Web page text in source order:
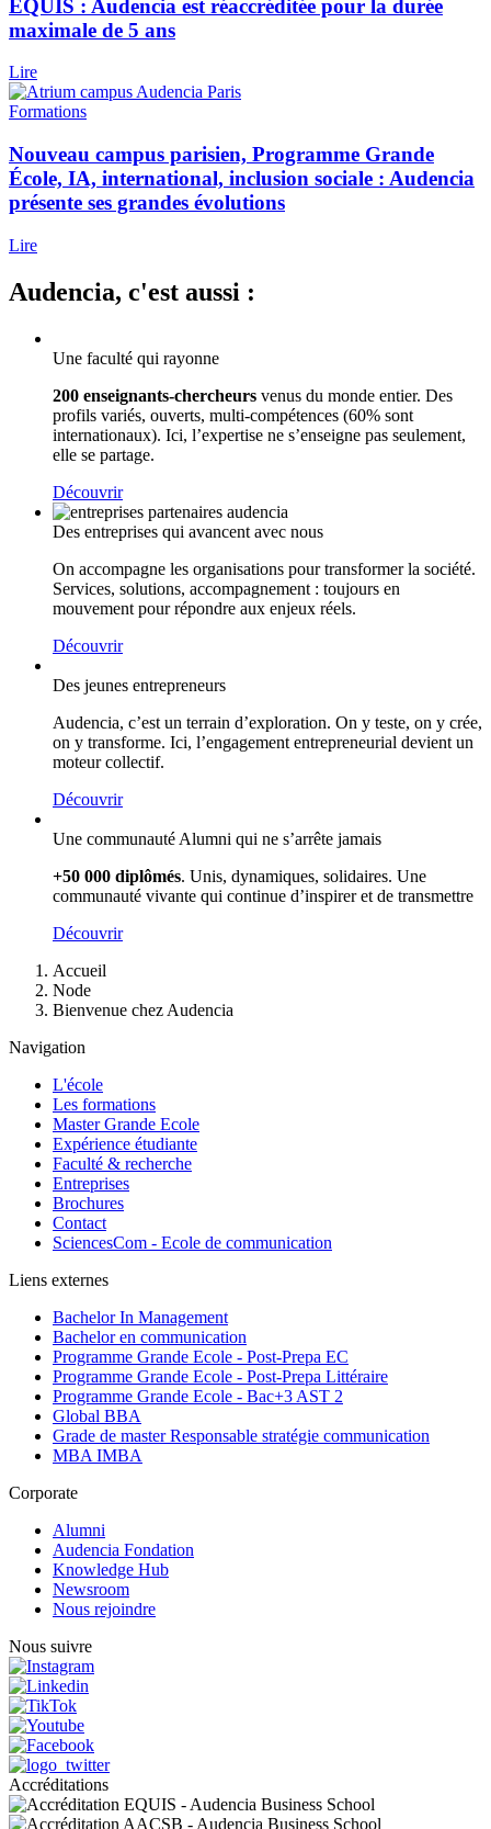
EQUIS : Audencia est réaccréditée pour la durée
maximale de 5 ans
Lire
Formations
Nouveau campus parisien, Programme Grande
École, IA, international, inclusion sociale : Audencia
présente ses grandes évolutions
Lire
Audencia, c'est aussi :
Une faculté qui rayonne
200 enseignants-chercheurs venus du monde entier. Des
profils variés, ouverts, multi-compétences (60% sont
internationaux). Ici, l’expertise ne s’enseigne pas seulement,
elle se partage.
Découvrir
Des entreprises qui avancent avec nous
On accompagne les organisations pour transformer la société.
Services, solutions, accompagnement : toujours en
mouvement pour répondre aux enjeux réels.
Découvrir
Des jeunes entrepreneurs
Audencia, c’est un terrain d’exploration. On y teste, on y crée,
on y transforme. Ici, l’engagement entrepreneurial devient un
moteur collectif.
Découvrir
Une communauté Alumni qui ne s’arrête jamais
+50 000 diplômés. Unis, dynamiques, solidaires. Une
communauté vivante qui continue d’inspirer et de transmettre
Découvrir
d'Ariane
Accueil
Node
Bienvenue chez Audencia
Navigation
L'école
Les formations
Master Grande Ecole
Expérience étudiante
Faculté & recherche
Entreprises
Brochures
Contact
SciencesCom - Ecole de communication
Liens externes
Bachelor In Management
Bachelor en communication
Programme Grande Ecole - Post-Prepa EC
Programme Grande Ecole - Post-Prepa Littéraire
Programme Grande Ecole - Bac+3 AST 2
Global BBA
Grade de master Responsable stratégie communication
MBA IMBA
Corporate
Alumni
Audencia Fondation
Knowledge Hub
Newsroom
Nous rejoindre
Nous suivre
Accréditations